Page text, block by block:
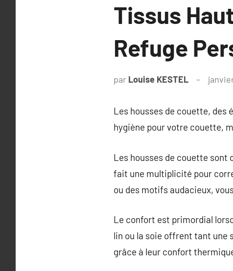
Tissus
Refuge
par Louise KESTEL
Les housses de couette,
hygiène pour votre couette,
Les housses de couette
fait une multiplicité pour
ou des motifs audacieux,
Le confort est primordial
lin ou la soie offrent tant une
grâce à leur confort